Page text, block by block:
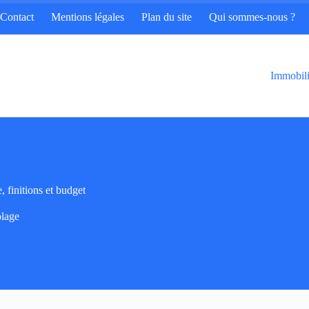
Contact Mentions légales Plan du site Qui sommes-nous ?
finitions et budget